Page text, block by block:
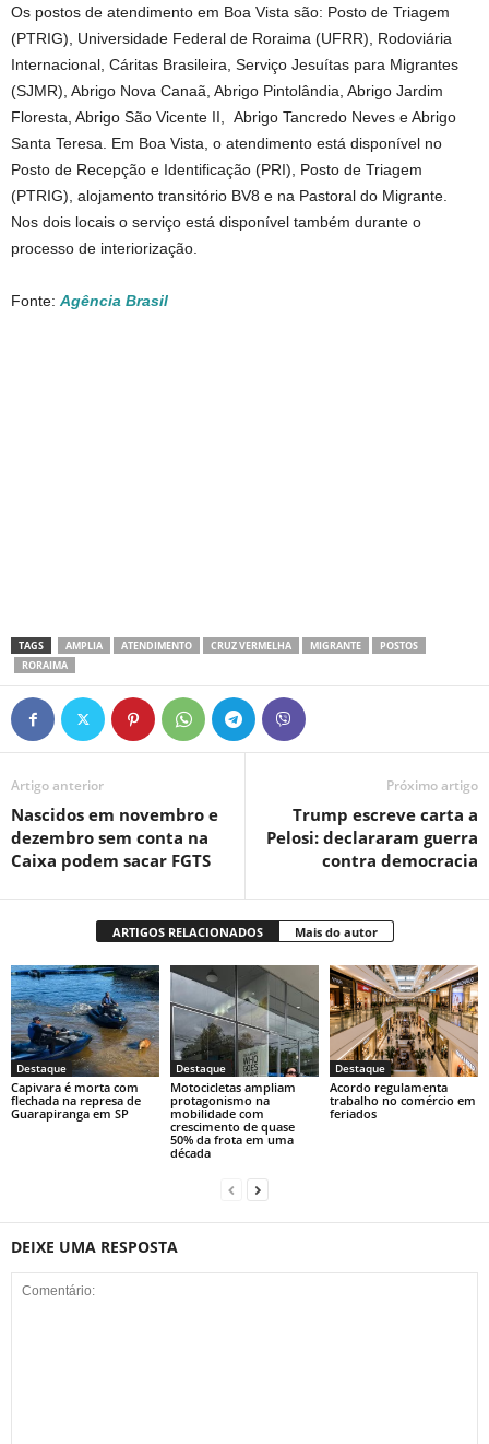
Os postos de atendimento em Boa Vista são: Posto de Triagem
(PTRIG), Universidade Federal de Roraima (UFRR), Rodoviária
Internacional, Cáritas Brasileira, Serviço Jesuítas para Migrantes
(SJMR), Abrigo Nova Canaã, Abrigo Pintolândia, Abrigo Jardim
Floresta, Abrigo São Vicente II, Abrigo Tancredo Neves e Abrigo
Santa Teresa. Em Boa Vista, o atendimento está disponível no
Posto de Recepção e Identificação (PRI), Posto de Triagem
(PTRIG), alojamento transitório BV8 e na Pastoral do Migrante.
Nos dois locais o serviço está disponível também durante o
processo de interiorização.
Fonte: Agência Brasil
TAGS AMPLIA ATENDIMENTO CRUZ VERMELHA MIGRANTE
POSTOS
RORAIMA
Artigo anterior
Nascidos em novembro e
dezembro sem conta na
Caixa podem sacar FGTS
Próximo artigo
Trump escreve carta a
Pelosi: declararam guerra
contra democracia
ARTIGOS RELACIONADOS Mais do autor
Destaque
Capivara é morta com
flechada na represa de
Guarapiranga em SP
Destaque
Motocicletas ampliam
protagonismo na
mobilidade com
crescimento de quase
50% da frota em uma
década
Destaque
Acordo regulamenta
trabalho no comércio em
feriados
DEIXE UMA RESPOSTA